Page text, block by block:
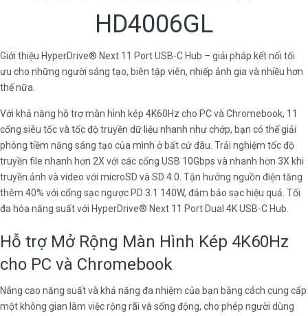
HD4006GL
Giới thiệu HyperDrive® Next 11 Port USB-C Hub – giải pháp kết nối tối
ưu cho những người sáng tạo, biên tập viên, nhiếp ảnh gia và nhiều hơn
thế nữa.
Với khả năng hỗ trợ màn hình kép 4K60Hz cho PC và Chromebook, 11
cổng siêu tốc và tốc độ truyền dữ liệu nhanh như chớp, bạn có thể giải
phóng tiềm năng sáng tạo của mình ở bất cứ đâu. Trải nghiệm tốc độ
truyền file nhanh hơn 2X với các cổng USB 10Gbps và nhanh hơn 3X khi
truyền ảnh và video với microSD và SD 4.0. Tận hưởng nguồn điện tăng
thêm 40% với cổng sạc ngược PD 3.1 140W, đảm bảo sạc hiệu quả. Tối
đa hóa năng suất với HyperDrive® Next 11 Port Dual 4K USB-C Hub.
Hỗ trợ Mở Rộng Màn Hình Kép 4K60Hz
cho PC và Chromebook
Nâng cao năng suất và khả năng đa nhiệm của bạn bằng cách cung cấp
một không gian làm việc rộng rãi và sống động, cho phép người dùng